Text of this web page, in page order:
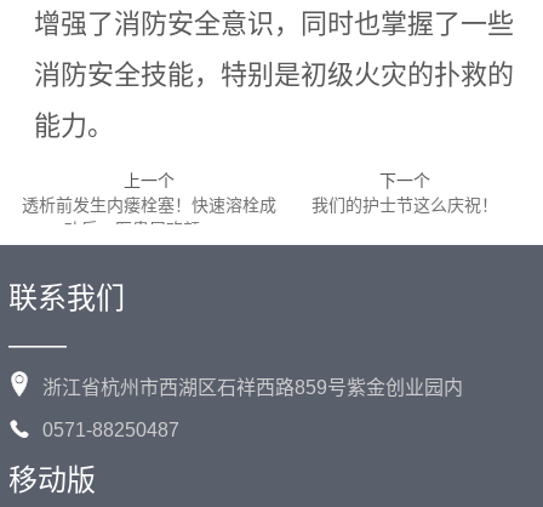
增强了消防安全意识，同时也掌握了一些
消防安全技能，特别是初级火灾的扑救的
能力。
上一个
透析前发生内瘘栓塞！快速溶栓成
功后，医患展欢颜……
下一个
我们的护士节这么庆祝！
联系我们
——
浙江省杭州市西湖区石祥西路859号紫金创业园内
0571-88250487
移动版